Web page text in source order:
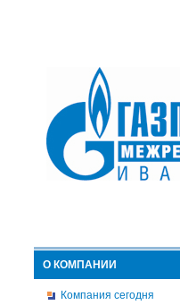
О КОМПАНИИ
Компания сегодня